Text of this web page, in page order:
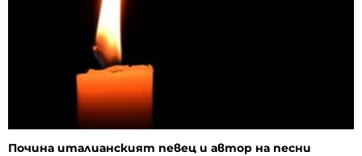
Почина италианският певец и автор на песни